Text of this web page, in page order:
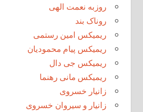
روزبه نعمت الهی
روناک بند
ریمیکس امین رستمی
ریمیکس پیام محمودیان
ریمیکس جی دال
ریمیکس مانی رهنما
زانیار خسروی
زانیار و سیروان خسروی